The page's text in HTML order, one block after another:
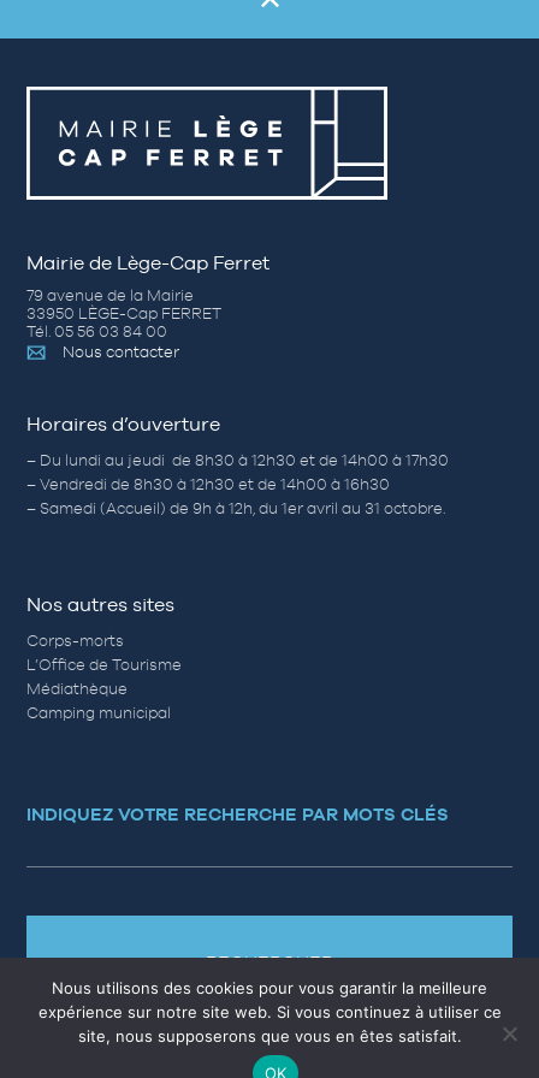
Mairie de Lège-Cap Ferret
79 avenue de la Mairie
33950 LÈGE-Cap FERRET
Tél. 05 56 03 84 00
Nous contacter
Horaires d’ouverture
– Du lundi au jeudi de 8h30 à 12h30 et de 14h00 à 17h30
– Vendredi de 8h30 à 12h30 et de 14h00 à 16h30
– Samedi (Accueil) de 9h à 12h, du 1er avril au 31 octobre.
Nos autres sites
Corps-morts
L’Office de Tourisme
Médiathèque
Camping municipal
INDIQUEZ VOTRE RECHERCHE PAR MOTS CLÉS
RECHERCHER
QUESTIONS RÉPONSES
Nous utilisons des cookies pour vous garantir la meilleure
expérience sur notre site web. Si vous continuez à utiliser ce
site, nous supposerons que vous en êtes satisfait.
OK